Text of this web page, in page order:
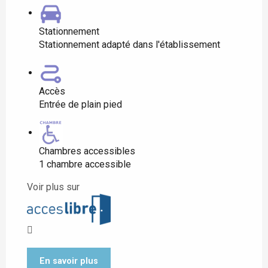
Stationnement
Stationnement adapté dans l'établissement
Accès
Entrée de plain pied
Chambres accessibles
1 chambre accessible
Voir plus sur
En savoir plus